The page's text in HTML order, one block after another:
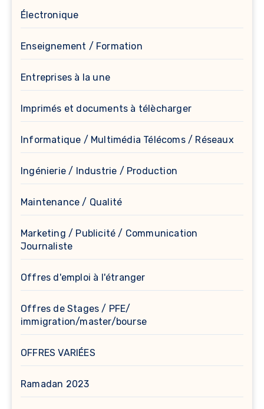
Électronique
Enseignement / Formation
Entreprises à la une
Imprimés et documents à télècharger
Informatique / Multimédia Télécoms / Réseaux
Ingénierie / Industrie / Production
Maintenance / Qualité
Marketing / Publicité / Communication
Journaliste
Offres d'emploi à l'étranger
Offres de Stages / PFE/
immigration/master/bourse
OFFRES VARIÉES
Ramadan 2023